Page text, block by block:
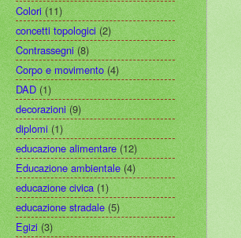
Colori (11)
concetti topologici (2)
Contrassegni (8)
Corpo e movimento (4)
DAD (1)
decorazioni (9)
diplomi (1)
educazione alimentare (12)
Educazione ambientale (4)
educazione civica (1)
educazione stradale (5)
Egizi (3)